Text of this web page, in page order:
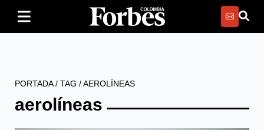
PORTADA/ TAG /AEROLÍNEAS
aerolíneas